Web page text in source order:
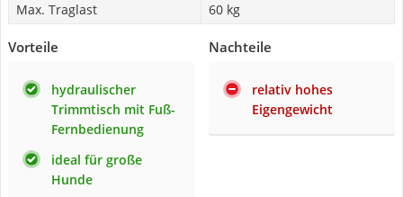
Max. Traglast
60 kg
Vorteile
hydraulischer
Trimmtisch mit Fuß-
Fernbedienung
ideal für große
Hunde
Nachteile
relativ hohes
Eigengewicht